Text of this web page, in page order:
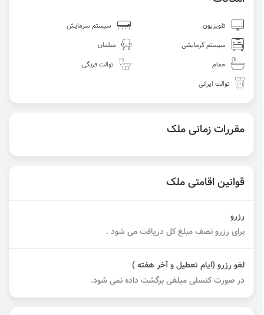
تلویزیون
سیستم سرمایش
سیستم گرمایشی
مبلمان
حمام
توالت فرنگی
توالت ایرانی
مقررات زمانی ملک
قوانین اقامتی ملک
رزرو
برای رزرو نصف مبلغ کل دریافت می شود .
لغو رزرو (ایام تعطیل و آخر هفته )
در صورت کنسلی مبلغی برگشت داده نمی شود.